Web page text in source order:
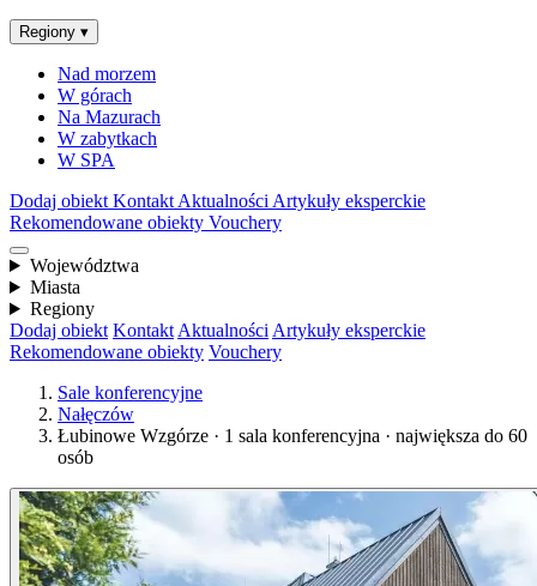
Regiony ▾
Nad morzem
W górach
Na Mazurach
W zabytkach
W SPA
Dodaj obiekt Kontakt Aktualności Artykuły eksperckie
Rekomendowane obiekty Vouchery
Województwa
Miasta
Regiony
Dodaj obiekt Kontakt Aktualności Artykuły eksperckie
Rekomendowane obiekty Vouchery
Sale konferencyjne
Nałęczów
Łubinowe Wzgórze · 1 sala konferencyjna · największa do 60
osób